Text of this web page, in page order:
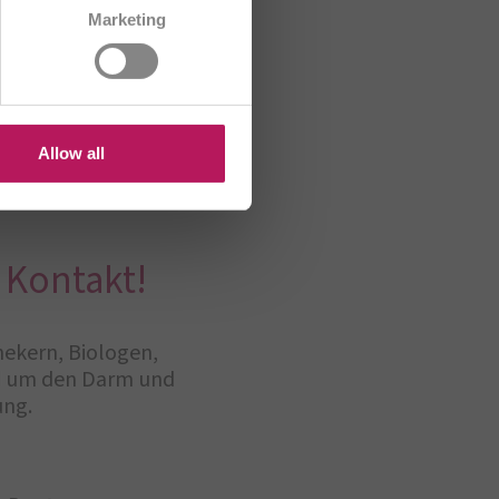
Marketing
Allow all
Biologen,
den Darm und
CH/FR
HU